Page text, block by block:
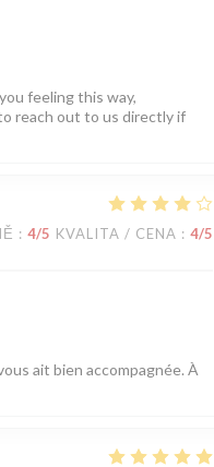
feeling this way,
reach out to us directly if
: 4/5 KVALITA / CENA : 4/5
ait bien accompagnée. À